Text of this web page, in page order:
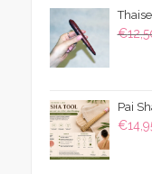
€
Pai
€